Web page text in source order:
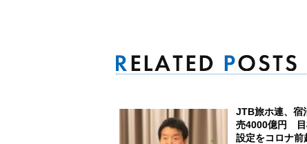
JTB旅ホ連、宿
売4000億円
設定をコロナ前